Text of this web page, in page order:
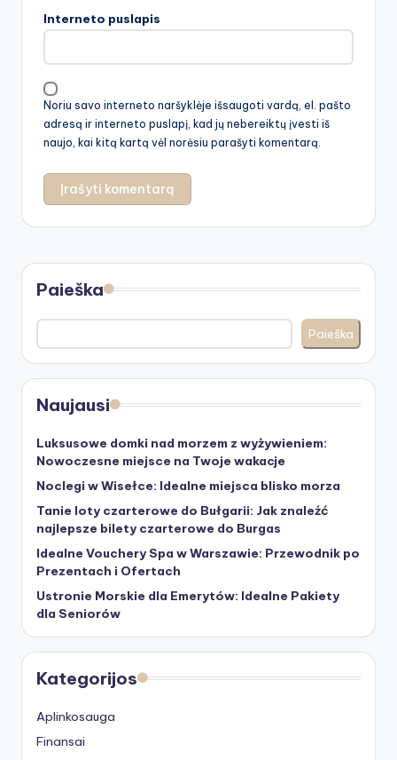
Interneto puslapis
Noriu savo interneto naršyklėje išsaugoti vardą, el. pašto
adresą ir interneto puslapį, kad jų nebereiktų įvesti iš
naujo, kai kitą kartą vėl norėsiu parašyti komentarą.
Paieška
Paieška
Naujausi
Luksusowe domki nad morzem z wyżywieniem:
Nowoczesne miejsce na Twoje wakacje
Noclegi w Wisełce: Idealne miejsca blisko morza
Tanie loty czarterowe do Bułgarii: Jak znaleźć
najlepsze bilety czarterowe do Burgas
Idealne Vouchery Spa w Warszawie: Przewodnik po
Prezentach i Ofertach
Ustronie Morskie dla Emerytów: Idealne Pakiety
dla Seniorów
Kategorijos
Aplinkosauga
Finansai